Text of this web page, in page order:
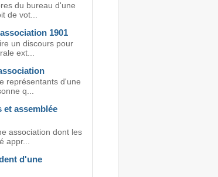
du bureau d'une
de vot...
1901
un discours pour
ext...
représentants d'une
q...
et assemblée
association dont les
appr...
d'une